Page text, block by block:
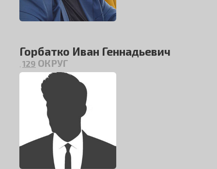
Горбатко Иван Геннадьевич
129 ОКРУГ